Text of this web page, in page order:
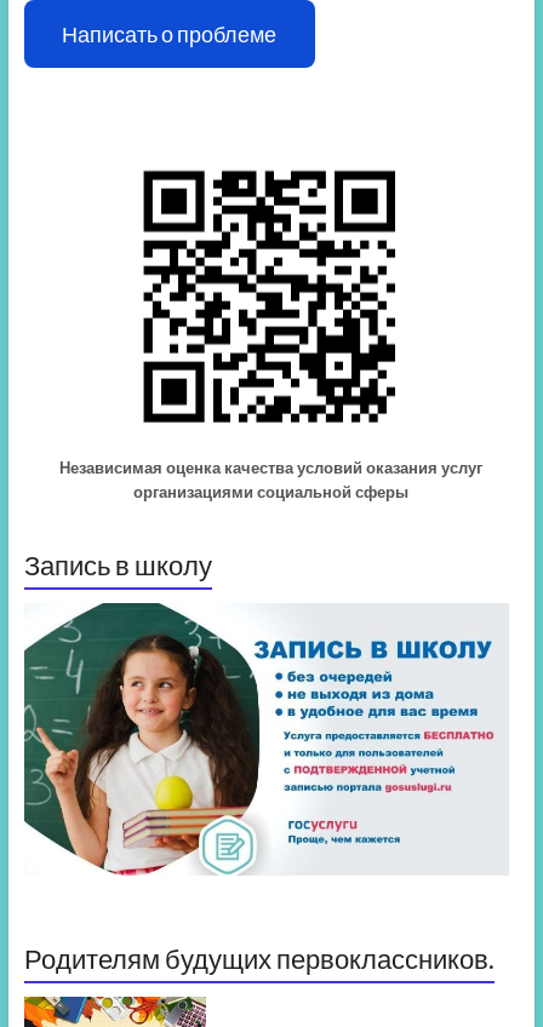
Написать о проблеме
Независимая оценка качества условий оказания услуг
организациями социальной сферы
Запись в школу
Родителям будущих первоклассников.